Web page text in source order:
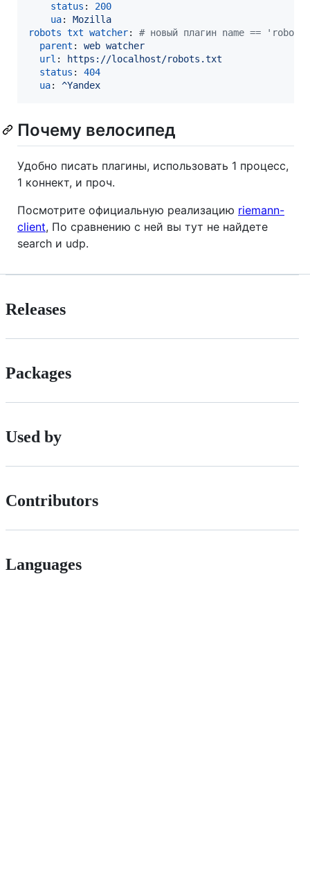
status : 200
ua: Mozilla
robots txt watcher: # новый плагин name ==
parent : web watcher
url :
https://localhost/robots.txt
status : 404
ua: ^Yandex
Почему велосипед
Удобно писать плагины, использовать 1 процесс,
1 коннект, и проч.
Посмотрите официальную реализацию riemann-
client, По сравнению с ней вы тут не найдете
search и udp.
Releases
Packages
Used by
Contributors
Languages